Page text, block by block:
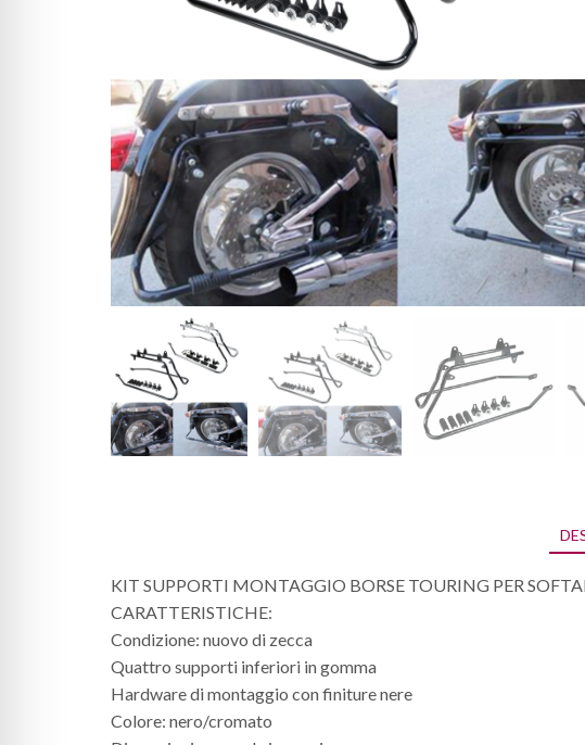
KIT SUPPORTI MONTAGGIO BORSE TOURING PER
CARATTERISTICHE:
Condizione: nuovo di zecca
Quattro supporti inferiori in gomma
Hardware di montaggio con finiture nere
Colore: nero/cromato